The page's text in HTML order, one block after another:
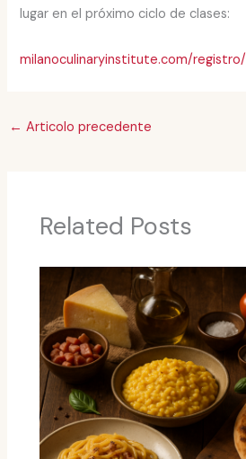
lugar en el próximo ciclo de clases:
milanoculinaryinstitute.com/registro/
← Articolo precedente
Related Posts